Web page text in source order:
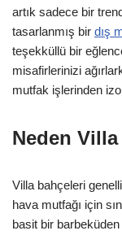
artık sadece bir
tasarlanmış bir dış
teşekküllü bir
misafirlerinizi
mutfak işlerinden
Neden Villa
Villa bahçeleri
hava mutfağı için
basit bir barbeküden